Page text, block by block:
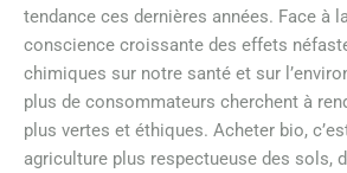
tendance ces dernières années. Face à
conscience croissante des effets
chimiques sur notre santé et sur
plus de consommateurs cherchent à
plus vertes et éthiques. Acheter bio,
agriculture plus respectueuse des sols,